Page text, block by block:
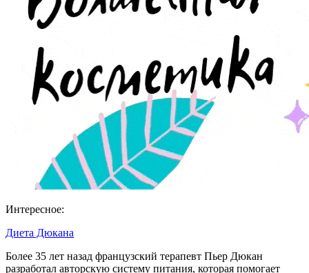
Интересное:
Диета Дюкана
Более 35 лет назад французский терапевт Пьер Дюкан
разработал авторскую систему питания, которая помогает